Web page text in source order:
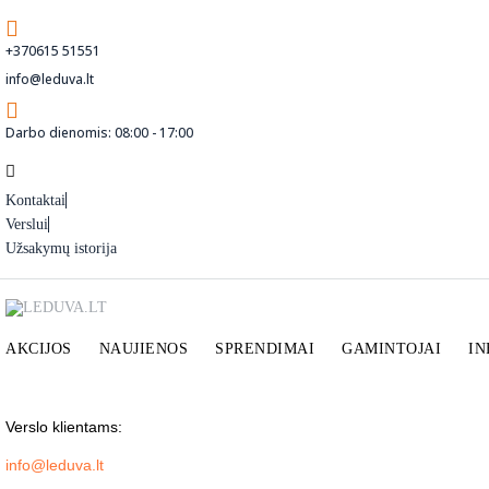
+370615 51551
info@leduva.lt
Darbo dienomis: 08:00 - 17:00
Kontaktai
Verslui
Užsakymų istorija
AKCIJOS NAUJIENOS SPRENDIMAI GAMINTOJAI
Verslo klientams:
info@leduva.lt